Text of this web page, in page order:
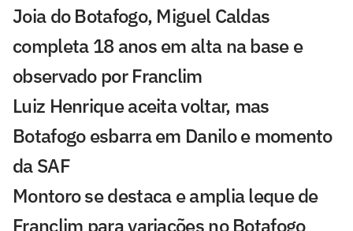
Joia do Botafogo, Miguel Caldas
completa 18 anos em alta na base e
observado por Franclim
Luiz Henrique aceita voltar, mas
Botafogo esbarra em Danilo e momento
da SAF
Montoro se destaca e amplia leque de
Franclim para variações no Botafogo